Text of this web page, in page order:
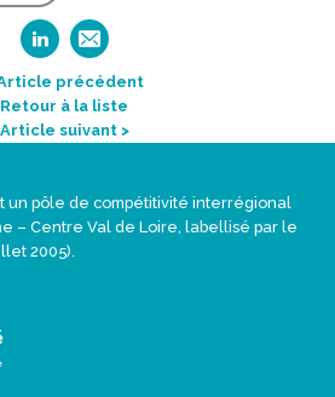
précédent
Retour à la liste
Article suivant >
un pôle de compétitivité interrégional
– Centre Val de Loire, labellisé par le
2005).